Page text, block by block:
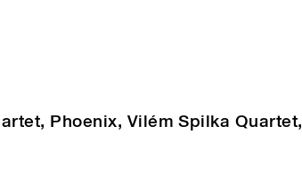
Phoenix, Vilém Spilka Quartet,